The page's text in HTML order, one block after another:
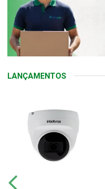
LANÇAMENTOS